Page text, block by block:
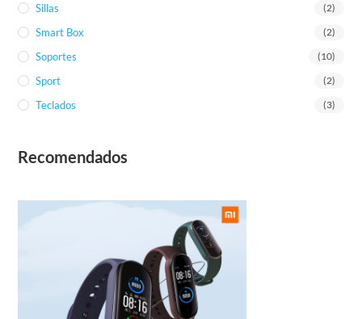
Sillas (2)
Smart Box (2)
Soportes (10)
Sport (2)
Teclados (3)
Recomendados